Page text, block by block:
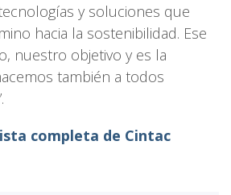
y soluciones que
hacia la sostenibilidad. Ese
nuestro objetivo y es la
también a todos
completa de Cintac